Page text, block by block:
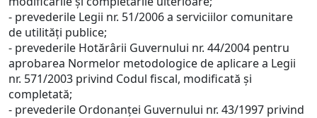
- prevederile Legii nr. 51/2006 a serviciilor comunitare
de utilităţi publice;
- prevederile Hotărârii Guvernului nr. 44/2004 pentru
aprobarea Normelor metodologice de aplicare a Legii
nr. 571/2003 privind Codul fiscal, modificată şi
completată;
- prevederile Ordonanţei Guvernului nr. 43/1997 privind